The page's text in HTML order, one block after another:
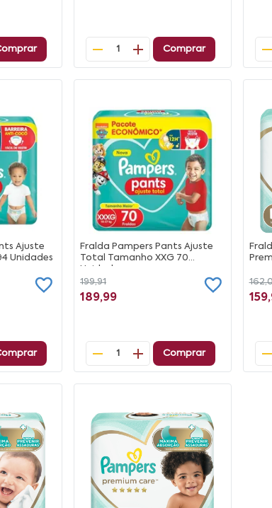
1 Comprar
Ajuste
Unidades
Fralda Pampers Pants Ajuste
Total Tamanho XXG 70
Unidades
199,91
189,99
1 Comprar